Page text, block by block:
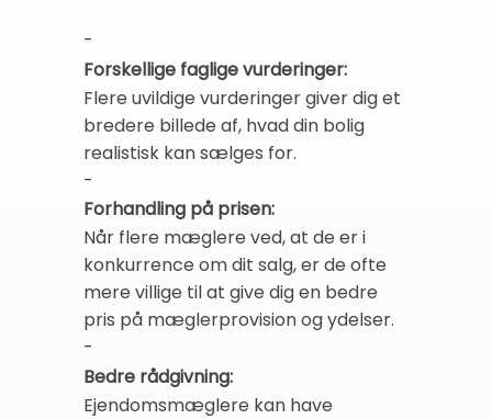
-
Forskellige faglige vurderinger:
Flere uvildige vurderinger giver dig et
bredere billede af, hvad din bolig
realistisk kan sælges for.
-
Forhandling på prisen:
Når flere mæglere ved, at de er i
konkurrence om dit salg, er de ofte
mere villige til at give dig en bedre
pris på mæglerprovision og ydelser.
-
Bedre rådgivning:
Ejendomsmæglere kan have